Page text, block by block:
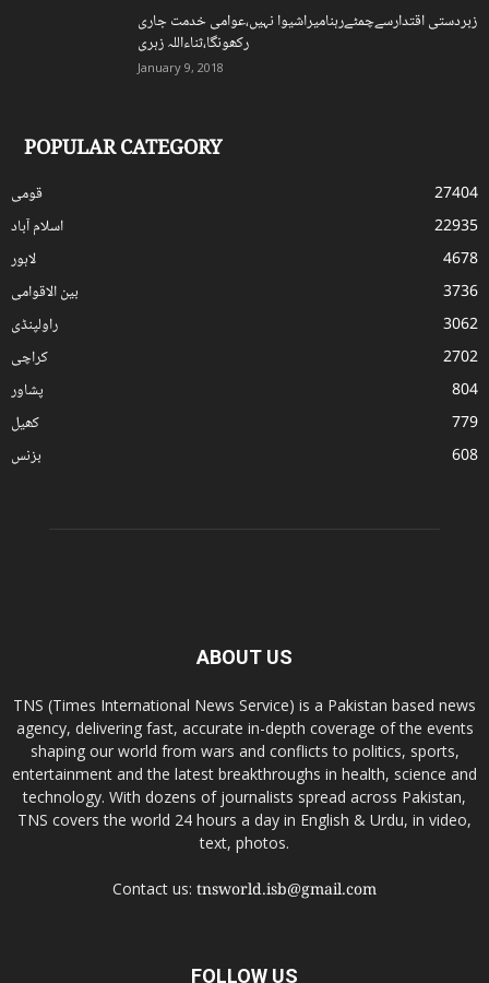
زبردستی اقتدارسےچمٹےرہنامیراشیوا نہیں،عوامی خدمت جاری
رکھونگا،ثناءاللہ زہری
January 9, 2018
POPULAR CATEGORY
قومی
27404
اسلام آباد
22935
لاہور
4678
بین الاقوامی
3736
راولپنڈی
3062
کراچی
2702
پشاور
804
کھیل
779
بزنس
608
ABOUT US
TNS (Times International News Service) is a Pakistan based news
agency, delivering fast, accurate in-depth coverage of the events
shaping our world from wars and conflicts to politics, sports,
entertainment and the latest breakthroughs in health, science and
technology. With dozens of journalists spread across Pakistan,
TNS covers the world 24 hours a day in English & Urdu, in video,
text, photos.
Contact us: tnsworld.isb@gmail.com
FOLLOW US